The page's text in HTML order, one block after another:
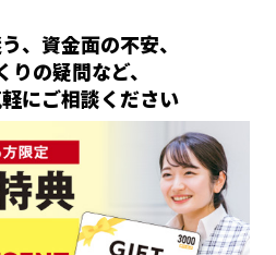
、資金面の不安、
りの疑問など、
にご相談ください